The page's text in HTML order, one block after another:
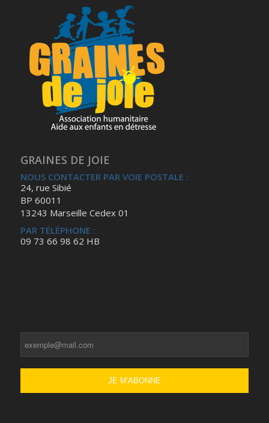
GRAINES DE JOIE
NOUS CONTACTER PAR VOIE POSTALE :
24, rue Sibié
BP 60011
13243 Marseille Cedex 01
PAR TÉLÉPHONE :
09 73 66 98 62 HB